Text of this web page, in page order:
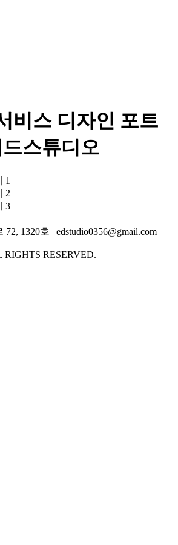
비스 디자인 포트
스튜디오
72, 1320호 | edstudio0356@gmail.com |
RIGHTS RESERVED.